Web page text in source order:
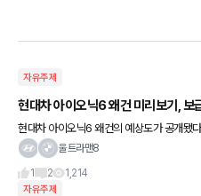
자유주제
현대차 아이오닉6 왜건 미리보기, 보
현대차 아이오닉6 왜건의 예상도가 공개됐
모터원에 게재된 아이오닉6 왜건 예상도는
울트라맨8
1
2 1,214
자유주제